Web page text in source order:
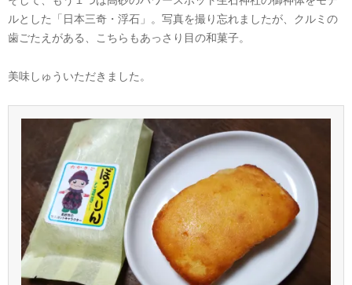
ルとした「日本三奇・浮石」。写真を撮り忘れましたが、クルミの
歯ごたえがある、こちらもあっさり目の和菓子。
美味しゅういただきました。